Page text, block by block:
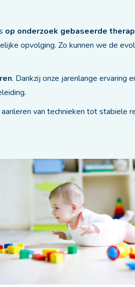
op onderzoek gebaseerde
opvolging. Zo kunnen we de
. Dankzij onze jarenlange ervaring
van technieken tot stabiele